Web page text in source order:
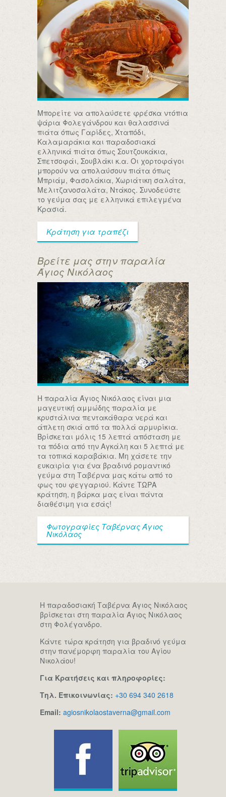
Μπορείτε να απολαύσετε φρέσκα ντόπια
ψάρια Φολεγάνδρου και θαλασσινά
πιάτα όπως Γαρίδες, Χταπόδι,
Καλαμαράκια και παραδοσιακά
ελληνικά πιάτα όπως Σουτζουκάκια,
Σπετσοφάι, Σουβλάκι κ.α. Οι χορτοφάγοι
μπορούν να απολαύσουν πιάτα όπως
Μπριάμ, Φασολάκια, Χωριάτικη σαλάτα,
Μελιτζανοσαλάτα, Ντάκος. Συνοδεύστε
το γεύμα σας με ελληνικά επιλεγμένα
Κρασιά.
Κράτηση για τραπέζι
Βρείτε μας στην παραλία
Άγιος Νικόλαος
Η παραλία Άγιος Νικόλαος είναι μια
μαγευτική αμμώδης παραλία με
κρυστάλινα πεντακάθαρα νερά και
άπλετη σκιά από τα πολλά αρμυρίκια.
Βρίσκεται μόλις 15 λεπτά απόσταση με
τα πόδια από την Αγκάλη και 5 λεπτά με
τα τοπικά καραβάκια. Μη χάσετε την
ευκαιρία για ένα βραδινό ρομαντικό
γεύμα στη Ταβέρνα μας κάτω από το
φως του φεγγαριού. Κάντε ΤΩΡΑ
κράτηση, η βάρκα μας είναι πάντα
διαθέσιμη για εσάς!
Φωτογραφίες Ταβέρνας Άγιος
Νικόλαος
Η παραδοσιακή Ταβέρνα Άγιος Νικόλαος
βρίσκεται στη παραλία Άγιος Νικόλαος
στη Φολέγανδρο.
Κάντε τώρα κράτηση για βραδινό γεύμα
στην πανέμορφη παραλία του Αγίου
Νικολάου!
Για Κρατήσεις και πληροφορίες:
Τηλ. Επικοινωνίας: +30 694 340 2618
Email: agiosnikolaostaverna@gmail.com